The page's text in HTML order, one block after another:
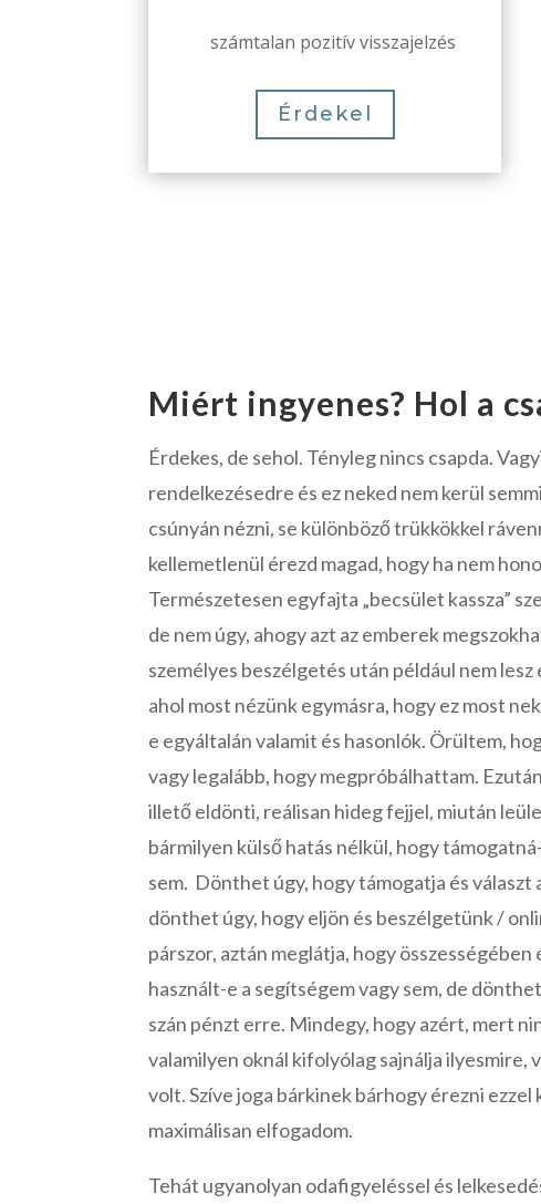
számtalan pozitív visszajelzés
Érdekel
Miért ingyenes? Hol a
Érdekes, de sehol. Tényleg nincs csapda.
rendelkezésedre és ez neked nem kerül
csúnyán nézni, se különböző trükkökkel
kellemetlenül érezd magad, hogy ha nem
Természetesen egyfajta „becsület kassza”
de nem úgy, ahogy azt az emberek
személyes beszélgetés után például nem lesz
ahol most nézünk egymásra, hogy ez most
e egyáltalán valamit és hasonlók. Örültem,
vagy legalább, hogy megpróbálhattam.
illető eldönti, reálisan hideg fejjel, miután
bármilyen külső hatás nélkül, hogy
sem. Dönthet úgy, hogy támogatja és választ
dönthet úgy, hogy eljön és beszélgetünk /
párszor, aztán meglátja, hogy összességében
használt-e a segítségem vagy sem, de
szán pénzt erre. Mindegy, hogy azért, mert
valamilyen oknál kifolyólag sajnálja ilyesmire,
volt. Szíve joga bárkinek bárhogy érezni ezzel
maximálisan elfogadom.
Tehát ugyanolyan odafigyeléssel és